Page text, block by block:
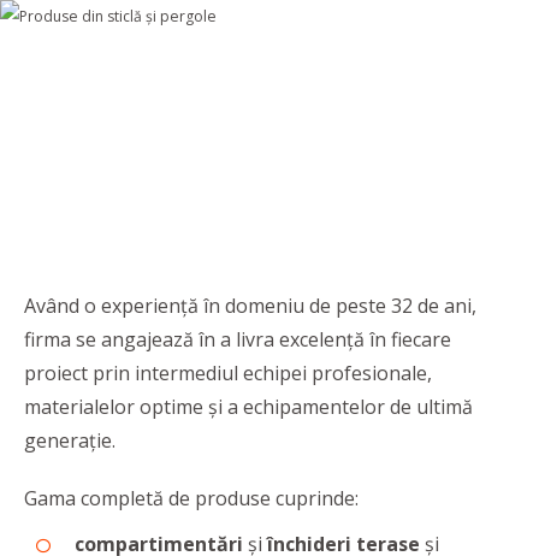
Având o experienţă în domeniu de peste 32 de ani,
firma se angajează în a livra excelenţă în fiecare
proiect prin intermediul echipei profesionale,
materialelor optime şi a echipamentelor de ultimă
generaţie.
Gama completă de produse cuprinde:
compartimentări şiînchideri terase şi